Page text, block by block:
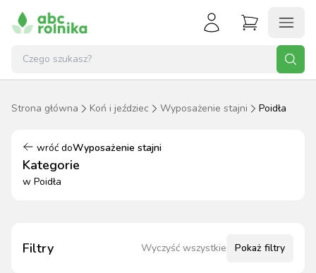
Strona główna Koń i jeździec Wyposażenie stajni Poidła
wróć doWyposażenie stajni
Kategorie
w Poidła
Filtry Wyczyść wszystkie Pokaż filtry